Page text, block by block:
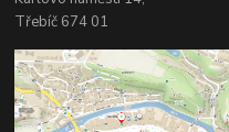
Třebíč 674 01